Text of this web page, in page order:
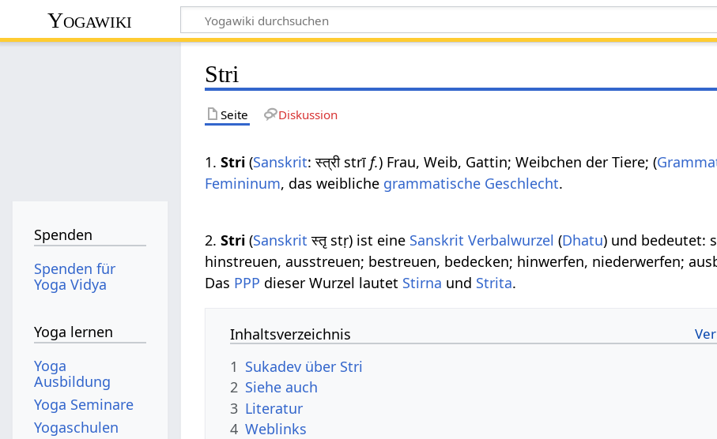
Yogawiki
Stri
Seite Diskussion
1.Stri (Sanskrit: स्त्री strī f.) Frau, Weib, Gattin; Weibchen der Tiere; (
Femininum, das weibliche grammatische Geschlecht.
2.Stri (Sanskrit स्तृ stṛ) ist eine Sanskrit Verbalwurzel (Dhatu) und bedeutet:
hinstreuen, ausstreuen; bestreuen, bedecken; hinwerfen, niederwerfen;
Das PPP dieser Wurzel lautet Stirna und Strita.
Inhaltsverzeichnis
1 Sukadev über Stri
2 Siehe auch
3 Literatur
4 Weblinks
Spenden
Spenden für
Yoga Vidya
Yoga lernen
Yoga
Ausbildung
Yoga Seminare
Yogaschulen